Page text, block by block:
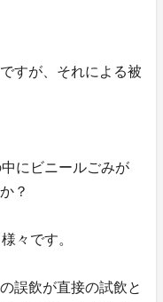
すが、それによる被
にビニールごみが
？
々です。
誤飲が直接の試飲と